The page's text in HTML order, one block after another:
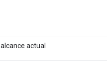
alcance actual